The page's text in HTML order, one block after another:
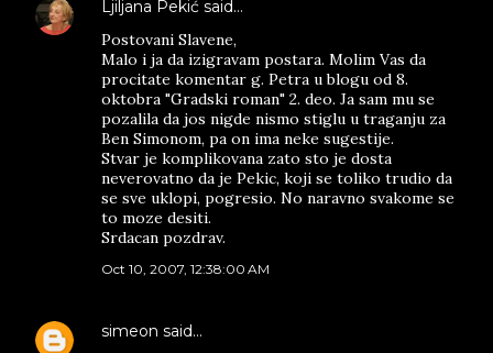
Ljiljana Pekić said…
Postovani Slavene,
Malo i ja da izigravam postara. Molim Vas da
procitate komentar g. Petra u blogu od 8.
oktobra "Gradski roman" 2. deo. Ja sam mu se
pozalila da jos nigde nismo stiglu u traganju za
Ben Simonom, pa on ima neke sugestije.
Stvar je komplikovana zato sto je dosta
neverovatno da je Pekic, koji se toliko trudio da
se sve uklopi, pogresio. No naravno svakome se
to moze desiti.
Srdacan pozdrav.
Oct 10, 2007, 12:38:00 AM
simeon said…